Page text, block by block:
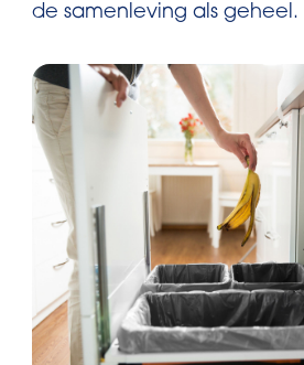
de samenleving als geheel.